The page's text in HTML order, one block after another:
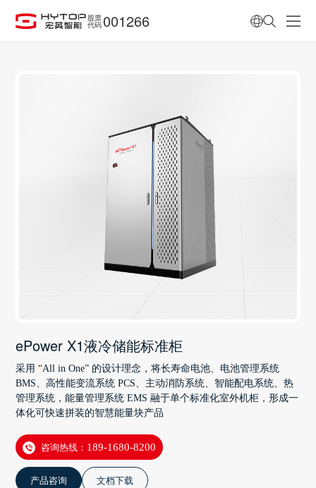
股票
代码 001266
ePower X1液冷储能标准柜
采用 “All in One” 的设计理念，将长寿命电池、电池管理系统
BMS、高性能变流系统 PCS、主动消防系统、智能配电系统、热
管理系统，能量管理系统 EMS 融于单个标准化室外机柜，形成一
体化可快速拼装的智慧能量块产品
咨询热线： 189-1680-8200
产品咨询 文档下载